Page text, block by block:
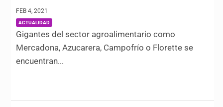
FEB 4, 2021
ACTUALIDAD
Gigantes del sector agroalimentario como
Mercadona, Azucarera, Campofrío o Florette se
encuentran...